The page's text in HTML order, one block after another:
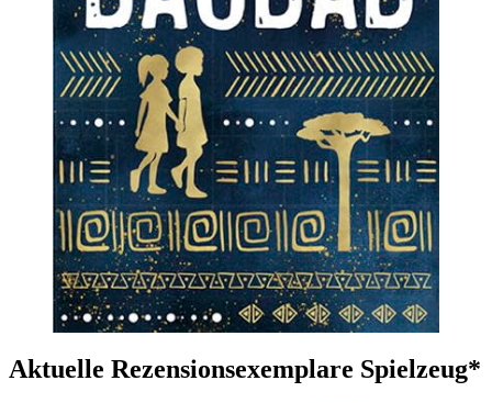
Aktuelle Rezensionsexemplare Spielzeug*